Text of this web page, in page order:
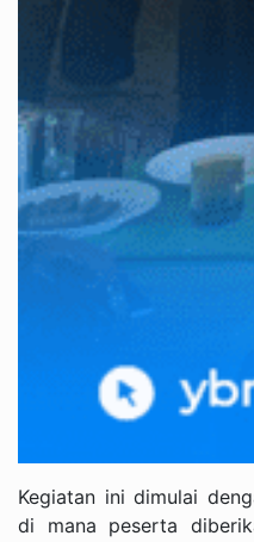
Kegiatan ini dimulai
di mana peserta